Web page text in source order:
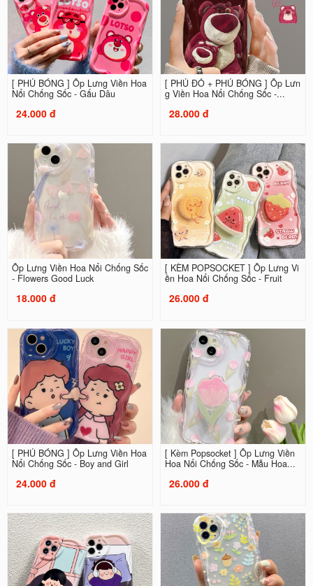
[ PHỦ BÓNG ] Ốp Lưng Viền Hoa
Nổi Chống Sốc - Gấu Dâu
24.000 đ
[ PHỦ ĐỎ + PHỦ BÓNG ] Ốp Lưn
g Viền Hoa Nổi Chống Sốc -...
28.000 đ
Ốp Lưng Viền Hoa Nổi Chống Sốc
- Flowers Good Luck
18.000 đ
[ KÈM POPSOCKET ] Ốp Lưng Vi
ền Hoa Nổi Chống Sốc - Fruit
26.000 đ
[ PHỦ BÓNG ] Ốp Lưng Viền Hoa
Nổi Chống Sốc - Boy and Girl
24.000 đ
[ Kèm Popsocket ] Ốp Lưng Viền
Hoa Nổi Chống Sốc - Mẫu Hoa...
26.000 đ